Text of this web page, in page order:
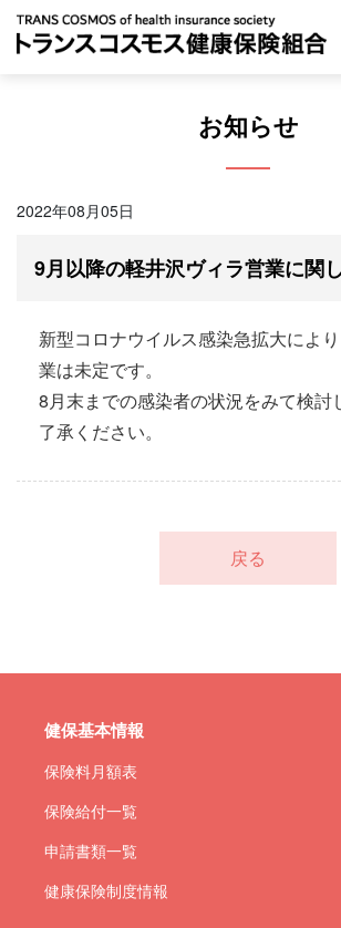
Skip
お知らせ
2022年08月05日
9月以降の軽井沢ヴィラ営業に関
新型コロナウイルス感染急拡大によ
業は未定です。
8月末までの感染者の状況をみて検討
了承ください。
戻る
健保基本情報
保険料月額表
保険給付一覧
申請書類一覧
健康保険制度情報